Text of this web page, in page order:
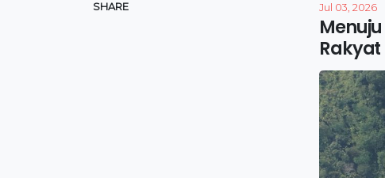
SHARE Jul 03, 2026